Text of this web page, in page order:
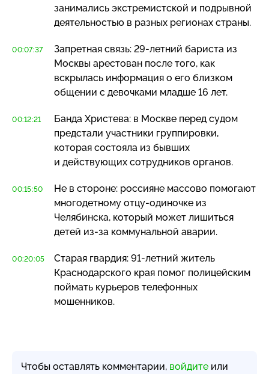
занимались экстремистской и подрывной
деятельностью в разных регионах страны.
00:07:37 Запретная связь: 29-летний бариста из
Москвы арестован после того, как
вскрылась информация о его близком
общении с девочками младше 16 лет.
00:12:21
Банда Христева: в Москве перед судом
предстали участники группировки,
которая состояла из бывших
и действующих сотрудников органов.
00:15:50
Не в стороне: россияне массово помогают
многодетному отцу-одиночке из
Челябинска, который может лишиться
детей из-за коммунальной аварии.
00:20:05 Старая гвардия: 91-летний житель
Краснодарского края помог полицейским
поймать курьеров телефонных
мошенников.
Чтобы оставлять комментарии, войдите или